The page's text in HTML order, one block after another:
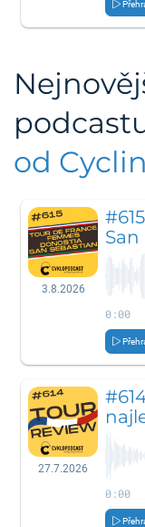
od
3.8.2026
0:00
27.7.2026
0:00